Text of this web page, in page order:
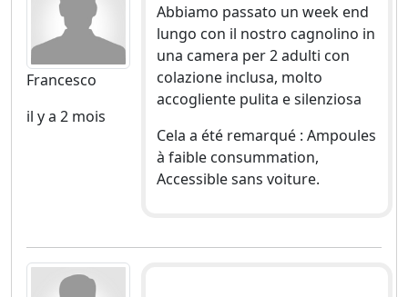
Francesco
il y a 2 mois
Abbiamo passato un week end
lungo con il nostro cagnolino in
una camera per 2 adulti con
colazione inclusa, molto
accogliente pulita e silenziosa
Cela a été remarqué : Ampoules
à faible consummation,
Accessible sans voiture.